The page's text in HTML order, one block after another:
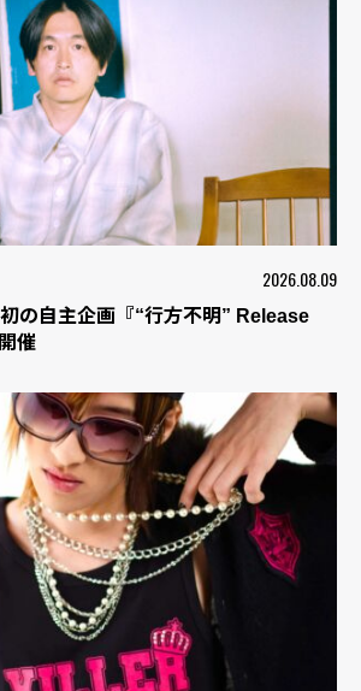
2026.08.09
の自主企画『“行方不明” Release
催